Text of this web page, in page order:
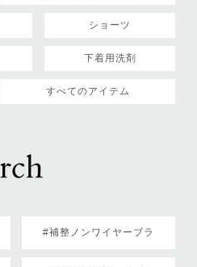
ショーツ
下着用洗剤
すべてのアイテム
#補整ノンワイヤーブラ